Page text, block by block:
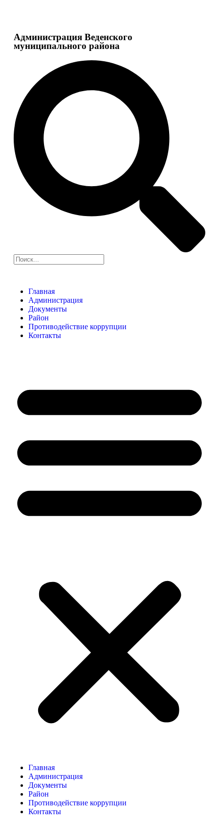
Администрация Веденского
муниципального района
Главная
Администрация
Документы
Район
Противодействие коррупции
Контакты
Главная
Администрация
Документы
Район
Противодействие коррупции
Контакты